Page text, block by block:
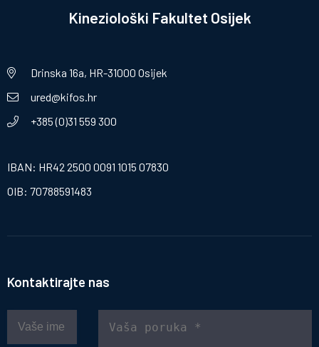
Kineziološki Fakultet Osijek
Drinska 16a, HR-31000 Osijek
ured@kifos.hr
+385 (0)31 559 300
IBAN: HR42 2500 0091 1015 07830
OIB: 70788591483
Kontaktirajte nas